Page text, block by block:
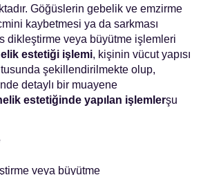
Göğüslerin gebelik ve emzirme
kaybetmesi ya da sarkması
dikleştirme veya büyütme işlemleri
estetiği işlemi, kişinin vücut yapısı
şekillendirilmekte olup,
detaylı bir muayene
estetiğinde yapılan işlemlerşu
veya büyütme